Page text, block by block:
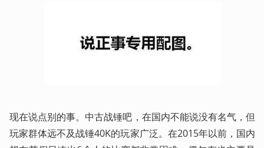
现在说点别的事。中古战锤吧，在国内不能说没有名气，但
玩家群体远不及战锤40K的玩家广泛。在2015年以前，国内